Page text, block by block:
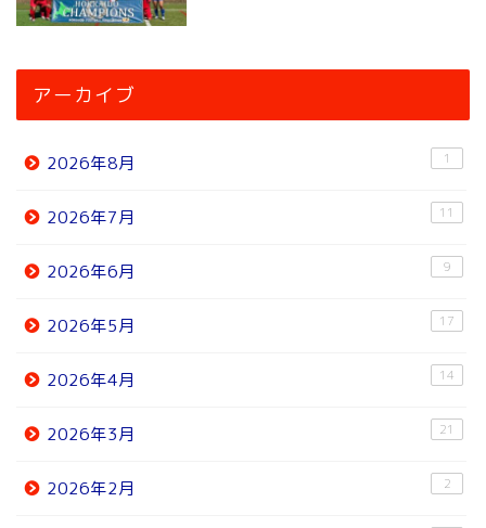
アーカイブ
2026年8月 1
2026年7月 11
2026年6月 9
2026年5月 17
2026年4月 14
2026年3月 21
2026年2月 2